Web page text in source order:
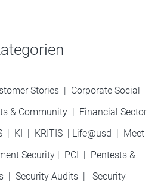
Stories| Corporate Social
& Community | Financial Sector
| KI | KRITIS | Life@usd | Meet
Security | PCI | Pentests &
| Security Audits| Security